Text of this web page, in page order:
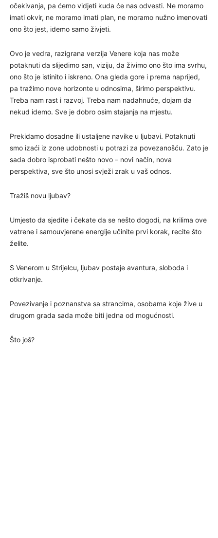
očekivanja, pa ćemo vidjeti kuda će nas odvesti. Ne moramo
imati okvir, ne moramo imati plan, ne moramo nužno imenovati
ono što jest, idemo samo živjeti.
Ovo je vedra, razigrana verzija Venere koja nas može
potaknuti da slijedimo san, viziju, da živimo ono što ima svrhu,
ono što je istinito i iskreno. Ona gleda gore i prema naprijed,
pa tražimo nove horizonte u odnosima, širimo perspektivu.
Treba nam rast i razvoj. Treba nam nadahnuće, dojam da
nekud idemo. Sve je dobro osim stajanja na mjestu.
Prekidamo dosadne ili ustaljene navike u ljubavi. Potaknuti
smo izaći iz zone udobnosti u potrazi za povezanošću. Zato je
sada dobro isprobati nešto novo – novi način, nova
perspektiva, sve što unosi svježi zrak u vaš odnos.
Tražiš novu ljubav?
Umjesto da sjedite i čekate da se nešto dogodi, na krilima ove
vatrene i samouvjerene energije učinite prvi korak, recite što
želite.
S Venerom u Strijelcu, ljubav postaje avantura, sloboda i
otkrivanje.
Povezivanje i poznanstva sa strancima, osobama koje žive u
drugom grada sada može biti jedna od mogućnosti.
Što još?